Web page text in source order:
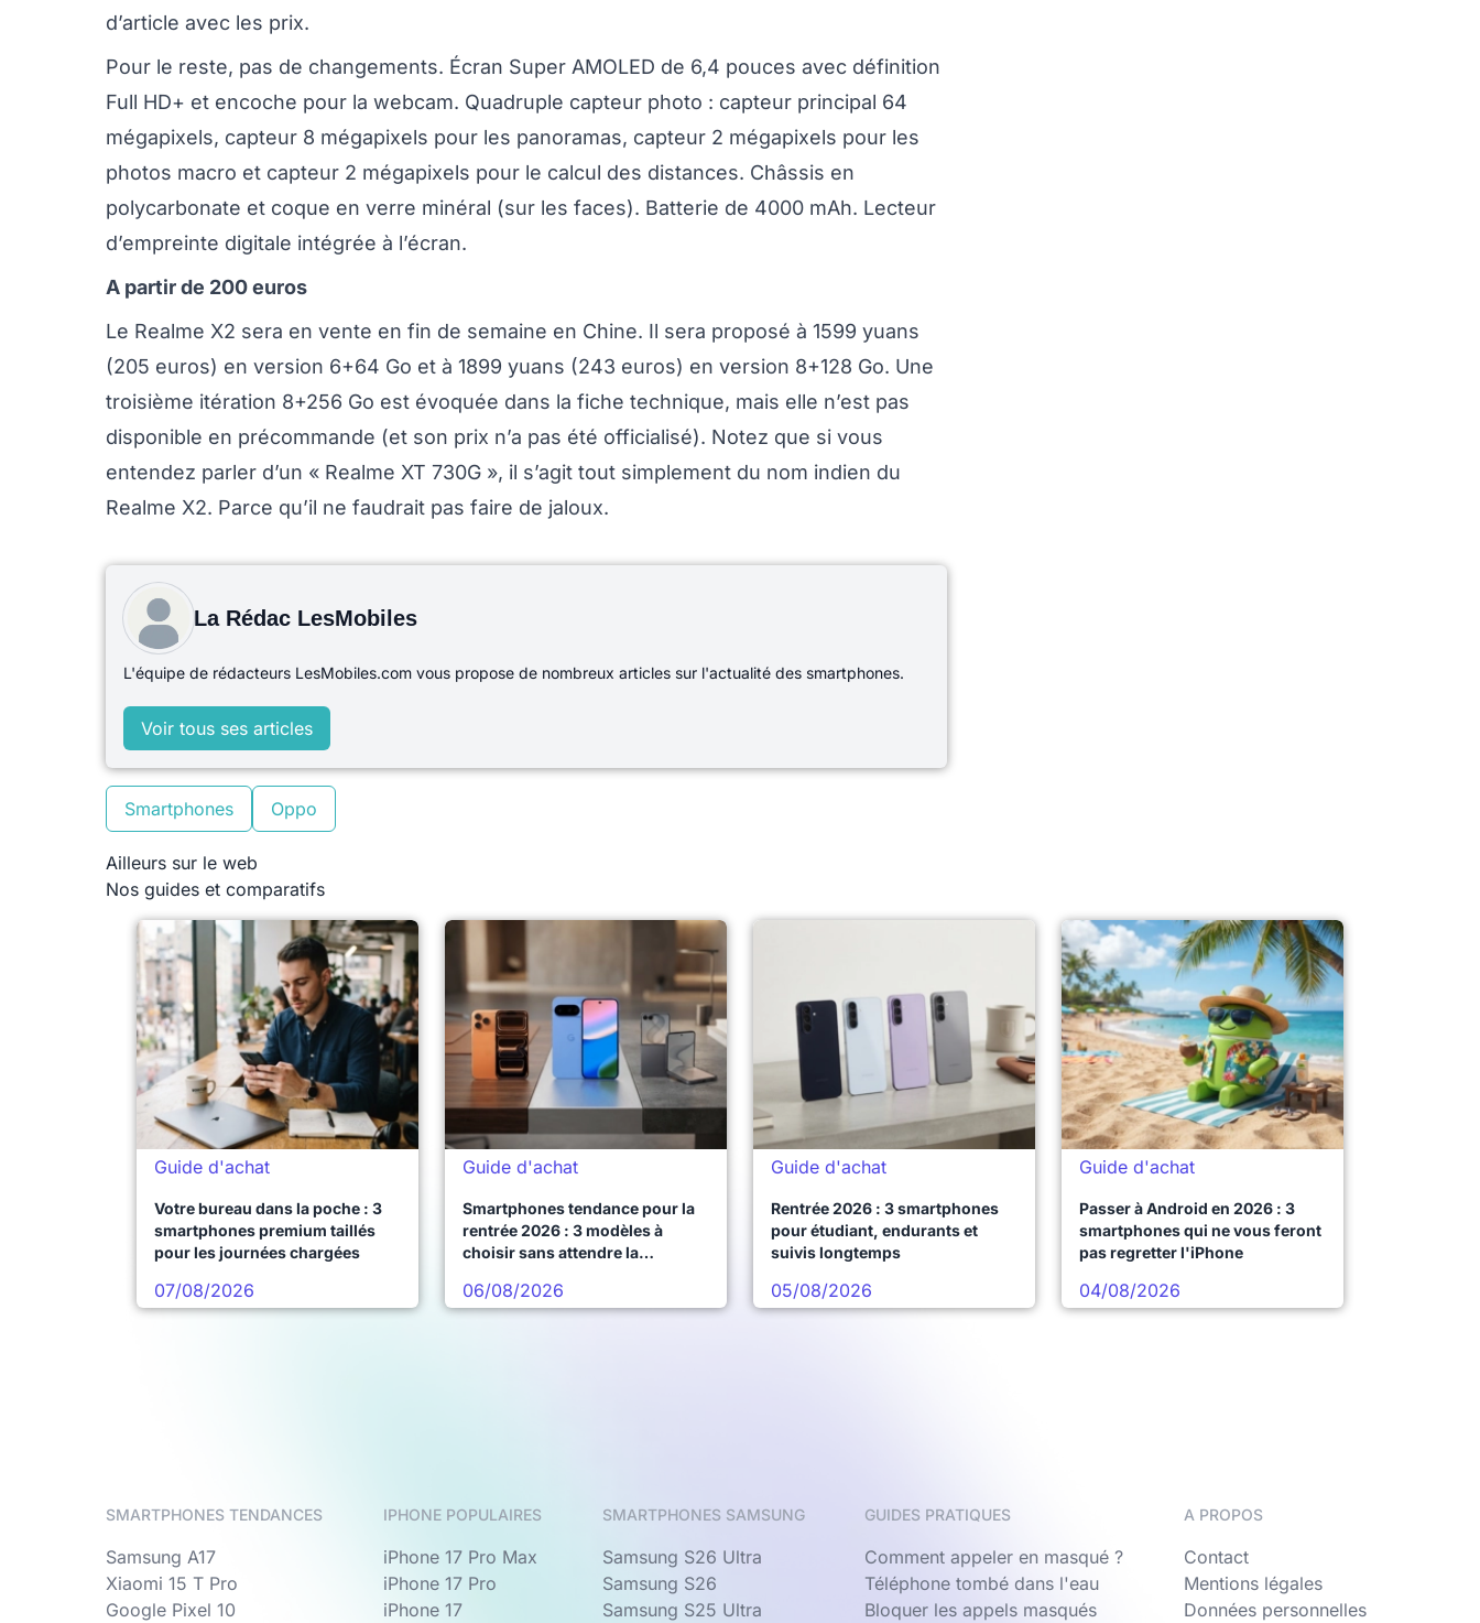
d’article avec les prix.
Pour le reste, pas de changements. Écran Super AMOLED de 6,4 pouces avec définition
Full HD+ et encoche pour la webcam. Quadruple capteur photo : capteur principal 64
mégapixels, capteur 8 mégapixels pour les panoramas, capteur 2 mégapixels pour les
photos macro et capteur 2 mégapixels pour le calcul des distances. Châssis en
polycarbonate et coque en verre minéral (sur les faces). Batterie de 4000 mAh. Lecteur
d’empreinte digitale intégrée à l’écran.
A partir de 200 euros
Le Realme X2 sera en vente en fin de semaine en Chine. Il sera proposé à 1599 yuans
(205 euros) en version 6+64 Go et à 1899 yuans (243 euros) en version 8+128 Go. Une
troisième itération 8+256 Go est évoquée dans la fiche technique, mais elle n’est pas
disponible en précommande (et son prix n’a pas été officialisé). Notez que si vous
entendez parler d’un « Realme XT 730G », il s’agit tout simplement du nom indien du
Realme X2. Parce qu’il ne faudrait pas faire de jaloux.
La Rédac LesMobiles
L'équipe de rédacteurs LesMobiles.com vous propose de nombreux articles sur l'actualité des smartphones.
Voir tous ses articles
Smartphones Oppo
Ailleurs sur le web
Nos guides et comparatifs
Guide d'achat
Votre bureau dans la poche : 3
smartphones premium taillés
pour les journées chargées
07/08/2026
Guide d'achat
Smartphones tendance pour la
rentrée 2026 : 3 modèles à
choisir sans attendre la
06/08/2026
Guide d'achat
Rentrée 2026 : 3 smartphones
pour étudiant, endurants et
suivis longtemps
05/08/2026
Guide d'achat
Passer à Android en 2026 : 3
smartphones qui ne vous feront
pas regretter l'iPhone
04/08/2026
SMARTPHONES TENDANCES
Samsung A17
Xiaomi 15 T Pro
Google Pixel 10
IPHONE POPULAIRES
iPhone 17 Pro Max
iPhone 17 Pro
iPhone 17
SMARTPHONES SAMSUNG
Samsung S26 Ultra
Samsung S26
Samsung S25 Ultra
GUIDES PRATIQUES
Comment appeler en masqué ?
Téléphone tombé dans l'eau
Bloquer les appels masqués
A PROPOS
Contact
Mentions légales
Données personnelles